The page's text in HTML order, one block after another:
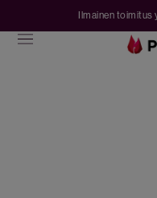
Ilmainen